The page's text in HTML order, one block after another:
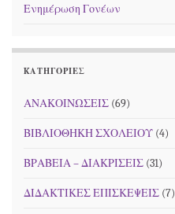
Ενημέρωση Γονέων
KΑΤΗΓΟΡΊΕΣ
ΑΝΑΚΟΙΝΩΣΕΙΣ (69)
ΒΙΒΛΙΟΘΗΚΗ ΣΧΟΛΕΙΟΥ (4)
ΒΡΑΒΕΙΑ – ΔΙΑΚΡΙΣΕΙΣ (31)
ΔΙΔΑΚΤΙΚΕΣ ΕΠΙΣΚΕΨΕΙΣ (7)